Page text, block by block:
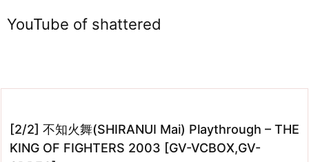
YouTube of shattered
[2/2] 不知火舞(SHIRANUI Mai) Playthrough – THE
KING OF FIGHTERS 2003 [GV-VCBOX,GV-